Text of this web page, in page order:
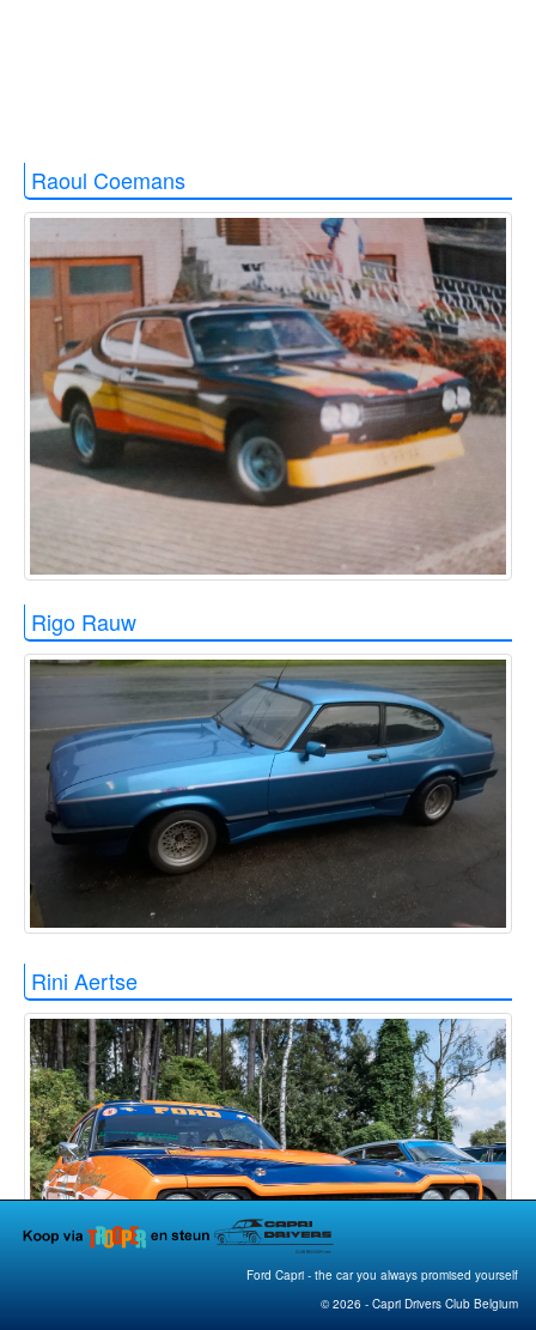
Raoul Coemans
Rigo Rauw
Rini Aertse
Ford Capri - the car you always promised yourself
© 2026 - Capri Drivers Club Belgium